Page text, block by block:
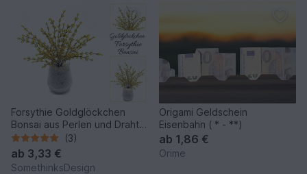
Forsythie Goldglöckchen
Bonsai aus Perlen und Draht -
und aus Liebe
(3)
ab 3,33 €
SomethinksDesign
Origami Geldschein
Eisenbahn ( * - **)
ab 1,86 €
Orime